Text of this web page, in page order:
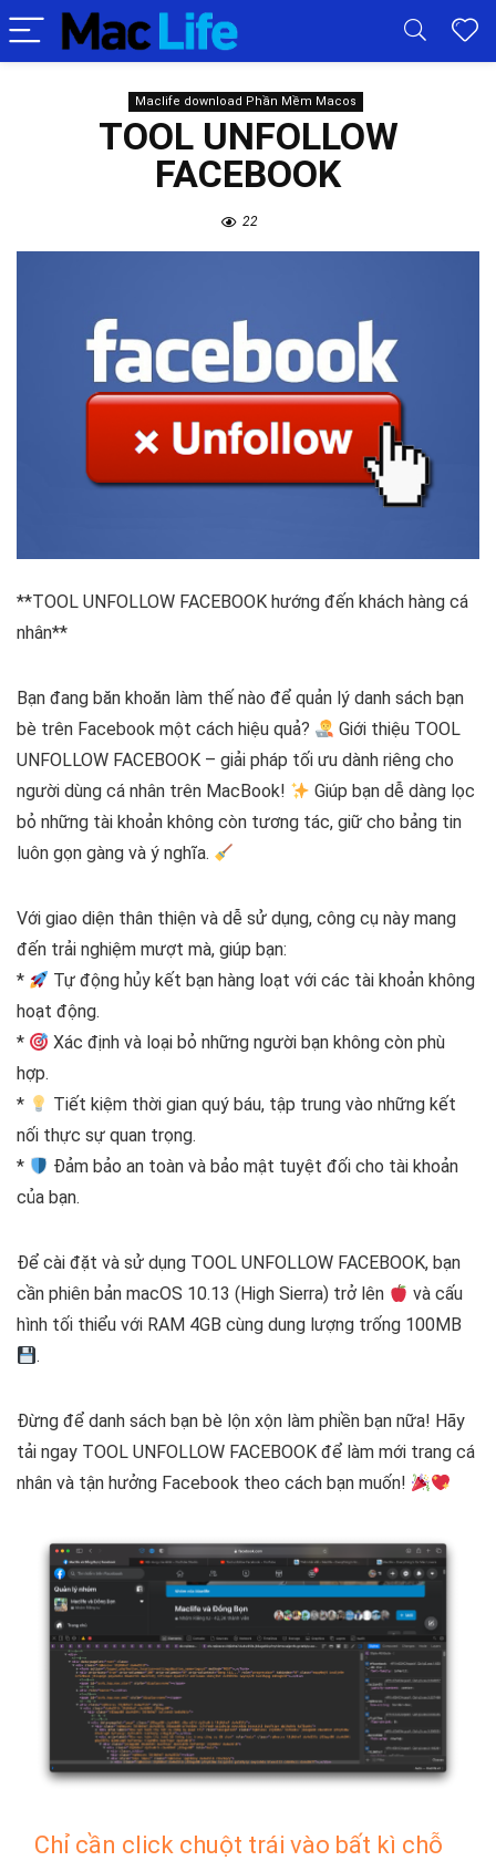
Maclife download Phần Mềm Macos
TOOL UNFOLLOW
FACEBOOK
22
**TOOL UNFOLLOW FACEBOOK hướng đến khách hàng cá
nhân**
Bạn đang băn khoăn làm thế nào để quản lý danh sách bạn
bè trên Facebook một cách hiệu quả?
Giới thiệu TOOL
UNFOLLOW FACEBOOK – giải pháp tối ưu dành riêng cho
người dùng cá nhân trên MacBook!
Giúp bạn dễ dàng lọc
bỏ những tài khoản không còn tương tác, giữ cho bảng tin
luôn gọn gàng và ý nghĩa.
Với giao diện thân thiện và dễ sử dụng, công cụ này mang
đến trải nghiệm mượt mà, giúp bạn:
*
Tự động hủy kết bạn hàng loạt với các tài khoản không
hoạt động.
*
Xác định và loại bỏ những người bạn không còn phù
hợp.
*
Tiết kiệm thời gian quý báu, tập trung vào những kết
nối thực sự quan trọng.
*
Đảm bảo an toàn và bảo mật tuyệt đối cho tài khoản
của bạn.
Để cài đặt và sử dụng TOOL UNFOLLOW FACEBOOK, bạn
cần phiên bản macOS 10.13 (High Sierra) trở lên
và cấu
hình tối thiểu với RAM 4GB cùng dung lượng trống 100MB
.
Đừng để danh sách bạn bè lộn xộn làm phiền bạn nữa! Hãy
tải ngay TOOL UNFOLLOW FACEBOOK để làm mới trang cá
nhân và tận hưởng Facebook theo cách bạn muốn!
Chỉ cần click chuột trái vào bất kì chỗ